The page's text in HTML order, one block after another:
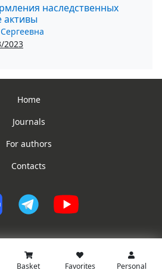
наследственных
активы
2023
Home
Journals
For authors
Contacts
© PG Jurist
Basket Favorites Personal